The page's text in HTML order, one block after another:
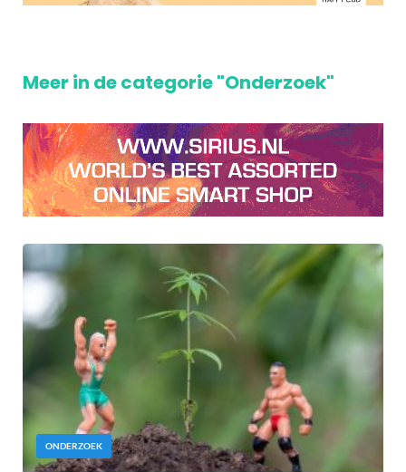
Meer in de categorie "Onderzoek"
ONDERZOEK